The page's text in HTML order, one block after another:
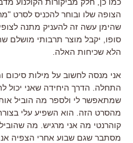
הצופה שלו ובוחר להכניס לסרט "
שהימן עשה זה להעניק מתנה
סופו
יקבל מוצר תרבותי מושלם
הלא שכיחות האלה
אני מנסה לחשוב על מילות סיכום
התחלה
הדרך היחידה שאני יכול
שמתאפשר לי ולספר מה הוביל
מהסרט הזה
הוא השפיע עלי
קוהרנטי מה אני מרגיש מה
מסתבר שגם שבוע אחרי הצפיה